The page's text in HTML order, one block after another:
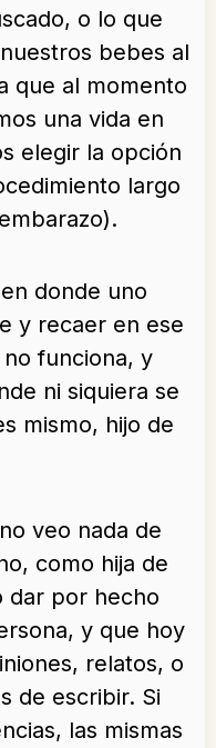
o lo que
bebes al
que al momento
una vida en
elegir la opción
largo
donde uno
y recaer en ese
funciona, y
ni siquiera se
mismo, hijo de
veo nada de
como hija de
dar por hecho
y que hoy
relatos, o
de escribir. Si
las mismas